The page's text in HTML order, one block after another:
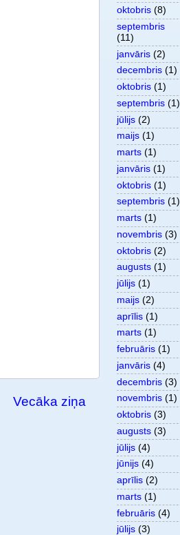
Vecāka ziņa
oktobris (8)
septembris
(11)
janvāris (2)
decembris (1)
oktobris (1)
septembris (1)
jūlijs (2)
maijs (1)
marts (1)
janvāris (1)
oktobris (1)
septembris (1)
marts (1)
novembris (3)
oktobris (2)
augusts (1)
jūlijs (1)
maijs (2)
aprīlis (1)
marts (1)
februāris (1)
janvāris (4)
decembris (3)
novembris (1)
oktobris (3)
augusts (3)
jūlijs (4)
jūnijs (4)
aprīlis (2)
marts (1)
februāris (4)
jūlijs (3)